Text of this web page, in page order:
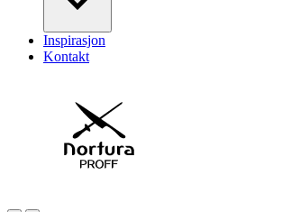
Inspirasjon
Kontakt